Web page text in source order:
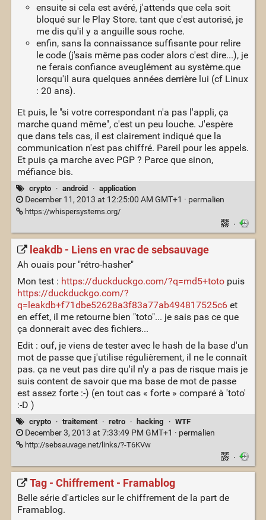
ensuite si cela est avéré, j'attends que cela soit
bloqué sur le Play Store. tant que c'est autorisé, je
me dis qu'il y a anguille sous roche.
enfin, sans la connaissance suffisante pour relire
le code (j'sais même pas coder alors c'est dire...), je
ne ferais confiance aveuglément au système.que
lorsqu'il aura quelques années derrière lui (cf Linux
: 20 ans).
Et puis, le "si votre correspondant n'a pas l'appli, ça
marche quand même", c'est un peu louche. J'espère
que dans tels cas, il est clairement indiqué que la
communication n'est pas chiffré. Pareil pour les appels.
Et puis ça marche avec PGP ? Parce que sinon,
méfiance bis.
crypto · android · application
December 11, 2013 at 12:25:00 AM GMT+1 · permalien
https://whispersystems.org/
·
leakdb - Liens en vrac de sebsauvage
Ah ouais pour "rétro-hasher"
Mon test : https://duckduckgo.com/?q=md5+totopuis
https://duckduckgo.com/?
q=leakdb+f71dbe52628a3f83a77ab494817525c6et
en effet, il me retourne bien "toto"... je sais pas ce que
ça donnerait avec des fichiers...
Edit : ouf, je viens de tester avec le hash de la base d'un
mot de passe que j'utilise régulièrement, il ne le connaît
pas. ça ne veut pas dire qu'il n'y a pas de risque mais je
suis content de savoir que ma base de mot de passe
est assez forte :-) (en tout cas « forte » comparé à 'toto'
:-D )
crypto · traitement · retro · hacking · WTF
December 3, 2013 at 7:33:49 PM GMT+1 · permalien
http://sebsauvage.net/links/?-T6KVw
·
Tag - Chiffrement - Framablog
Belle série d'articles sur le chiffrement de la part de
Framablog.